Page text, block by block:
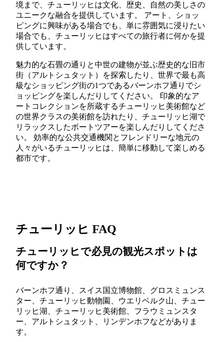
境まで、チューリッヒは文化、歴史、自然の美しさの
ユニークな融合を提供しています。 アート、ショッ
ピングに興味がある場合でも、単に雰囲気に浸りたい
場合でも、チューリッヒはすべての旅行者に何かを提
供しています。
魅力的な石畳の通りと中世の建物が並ぶ歴史的な旧市
街（アルトシュタット）を探索したり、世界で最も高
級なショッピング街の1つであるバーンホフ通りでシ
ョッピングを楽しんだりしてください。 印象的なア
ートコレクションを所蔵するチューリッヒ美術館など
の世界クラスの美術館を訪れたり、チューリッヒ湖で
リラックスしたボートツアーを楽しんだりしてくださ
い。 効率的な公共交通機関とフレンドリーな地元の
人々がいるチューリッヒは、簡単に移動して楽しめる
都市です。
チューリッヒ FAQ
チューリッヒで必見の観光スポットは
何ですか？
バーンホフ通り、スイス国立博物館、グロスミュンス
ター、チューリッヒ動物園、ウエリベルク山、チュー
リッヒ湖、チューリッヒ美術館、フラウミュンスタ
ー、アルトシュタット、リンデンホフなどがありま
す。